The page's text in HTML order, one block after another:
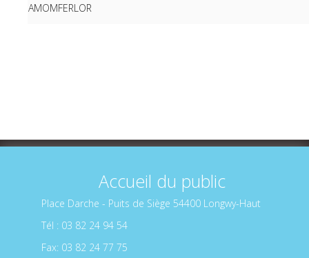
AMOMFERLOR
Accueil du public
Place Darche - Puits de Siège 54400 Longwy-Haut
Tél : 03 82 24 94 54
Fax: 03 82 24 77 75